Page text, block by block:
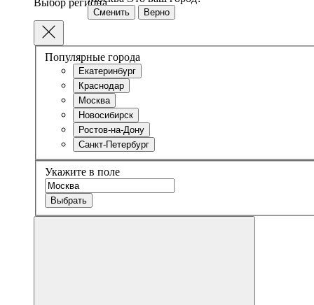
Выбор региона
Популярные города
Екатеринбург
Краснодар
Москва
Новосибирск
Ростов-на-Дону
Санкт-Петербург
Укажите в поле
Выбрать
Сменить Верно